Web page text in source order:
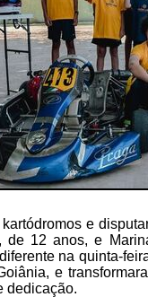
e
de 12 anos, e
na quinta-
e
dedicação.